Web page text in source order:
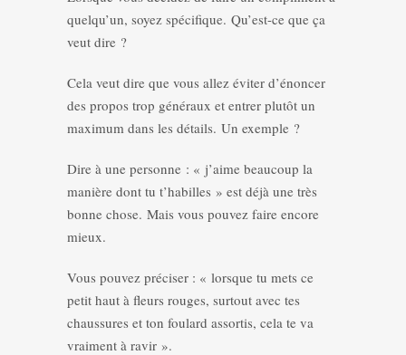
quelqu’un, soyez spécifique. Qu’est-ce que ça
veut dire ?
Cela veut dire que vous allez éviter d’énoncer
des propos trop généraux et entrer plutôt un
maximum dans les détails. Un exemple ?
Dire à une personne : « j’aime beaucoup la
manière dont tu t’habilles » est déjà une très
bonne chose. Mais vous pouvez faire encore
mieux.
Vous pouvez préciser : « lorsque tu mets ce
petit haut à fleurs rouges, surtout avec tes
chaussures et ton foulard assortis, cela te va
vraiment à ravir ».